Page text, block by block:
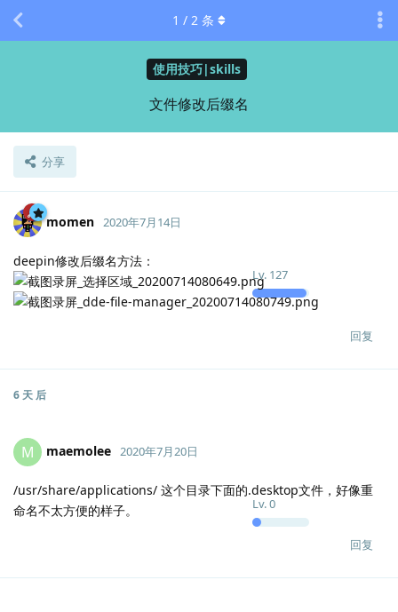
使用技巧|skills
文件修改后缀名
分享
1 / 2 条
momen
Lv. 127
2020年7月14日
deepin修改后缀名方法：
回复
6 天 后
M maemolee
Lv.0
2020年7月20日
/usr/share/applications/ 这个目录下面的.desktop文件，好像重
命名不太方便的样子。
回复